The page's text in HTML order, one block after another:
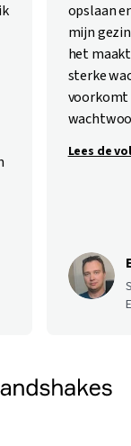
“Ik
privé. Ik
opslaan
mijn
het
sterke